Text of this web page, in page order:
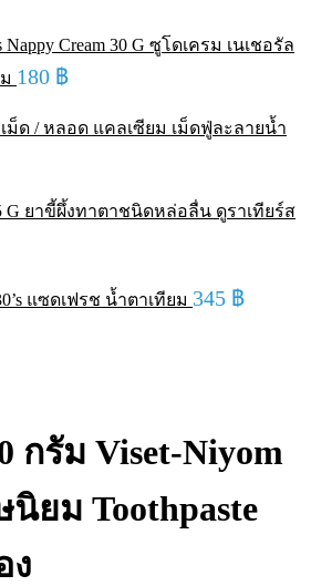
Nappy Cream 30 G ซูโดเครม เนเชอรัล
180 ฿
เม็ด / หลอด แคลเซียม เม็ดฟู่ละลายน้ำ
G ยาขี้ผึ้งทาตาชนิดหล่อลื่น ดูราเทียร์ส
แซดเฟรช น้ำตาเทียม 345 ฿
กรัม Viset-Niyom
ยม Toothpaste
ง